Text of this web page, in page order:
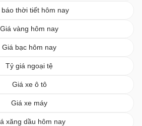
báo thời tiết hôm nay
Giá vàng hôm nay
Giá bạc hôm nay
Tỷ giá ngoại tệ
Giá xe ô tô
Giá xe máy
xăng dầu hôm nay